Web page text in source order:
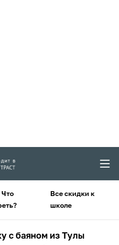
Все скидки к
школе
с баяном из Тулы